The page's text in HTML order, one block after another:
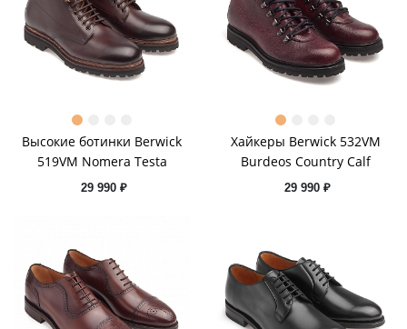
Высокие ботинки Berwick
519VM Nomera Testa
29 990 ₽
Хайкеры Berwick 532VM
Burdeos Country Calf
29 990 ₽